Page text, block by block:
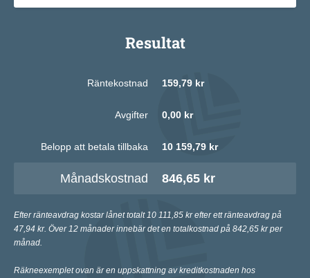
Resultat
Räntekostnad 159,79 kr
Avgifter 0,00 kr
Belopp att betala tillbaka 10 159,79 kr
Månadskostnad 846,65 kr
Efter ränteavdrag kostar lånet totalt 10 111,85 kr efter ett ränteavdrag på
47,94 kr. Över 12 månader innebär det en totalkostnad på 842,65 kr per
månad.
Räkneexemplet ovan är en uppskattning av kreditkostnaden hos